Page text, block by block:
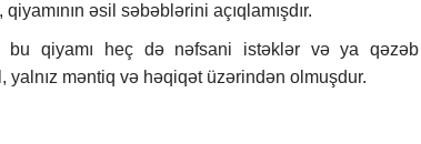
əsil səbəblərini açıqlamışdır.
bu qiyamı heç də nəfsani istəklər və ya qəzəb
yalnız məntiq və həqiqət üzərindən olmuşdur.